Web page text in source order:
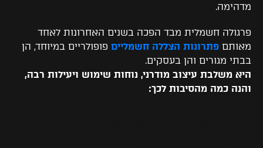
מדהימה.
פרגולה חשמלית מבד הפכה בשנים האחרונות לאחד
מאותם פתרונות הצללה חשמליים פופולריים במיוחד, הן
בבתי מגורים והן בעסקים.
היא משלבת עיצוב מודרני, נוחות שימוש ויעילות רבה,
והנה כמה מהסיבות לכך: